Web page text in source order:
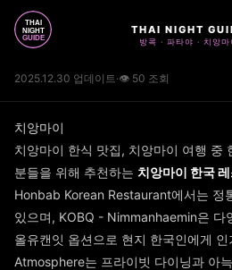
THAI NIGHT
방콕 · 파타야 · 치앙마
2025.12.30 업데이트·👁 50 조회
치앙마이
치앙마이 한식 맛집, 치앙마이 여행 중
분들을 위해 추천하는 치앙마이 한국
Honbab Korean Restaurant에서는 정
있으며, KOBQ - Nimmanhaemin은 다
올유캔잇 옵션으로 현지 한국인에게
Atmosphere는 프라이빗 다이닝과 아